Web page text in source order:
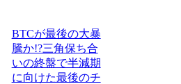
BTCが最後の大暴
騰か!?三角保ち合
いの終盤で半減期
に向けた最後のチ